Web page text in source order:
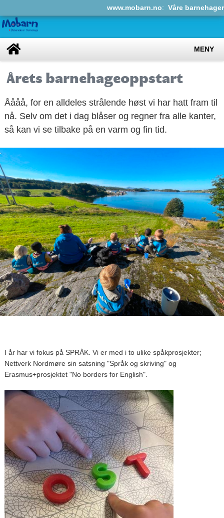
www.mobarn.no: Våre barnehager
MENY
Årets barnehageoppstart
Åååå, for en alldeles strålende høst vi har hatt fram til
nå. Selv om det i dag blåser og regner fra alle kanter,
så kan vi se tilbake på en varm og fin tid.
I år har vi fokus på SPRÅK. Vi er med i to ulike spåkprosjekter;
Nettverk Nordmøre sin satsning "Språk og skriving" og
Erasmus+prosjektet "No borders for English".